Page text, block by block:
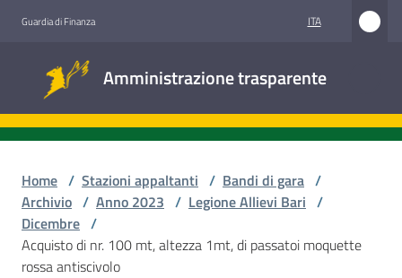
Guardia di Finanza ITA
Amministrazione trasparente
trasparente
Accesso
civico
Home / Stazioni appaltanti / Bandi di gara /
Archivio / Anno 2023 / Legione Allievi Bari /
Dicembre /
Acquisto di nr. 100 mt, altezza 1mt, di passatoi moquette
rossa antiscivolo